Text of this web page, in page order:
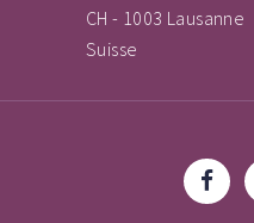
CH - 1003 Lausanne
Suisse